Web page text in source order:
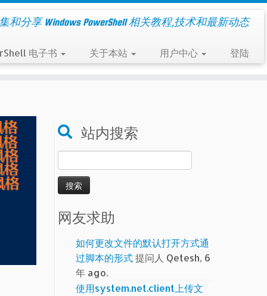
和分享 Windows PowerShell 相关教程,技术和最新动态
电子书 关于本站 用户中心 登陆
站内搜索
索：
网友求助
如何更改文件的默认打开方式通
过脚本的形式提问人 Qetesh, 6
年 ago.
使用system.net.client上传文